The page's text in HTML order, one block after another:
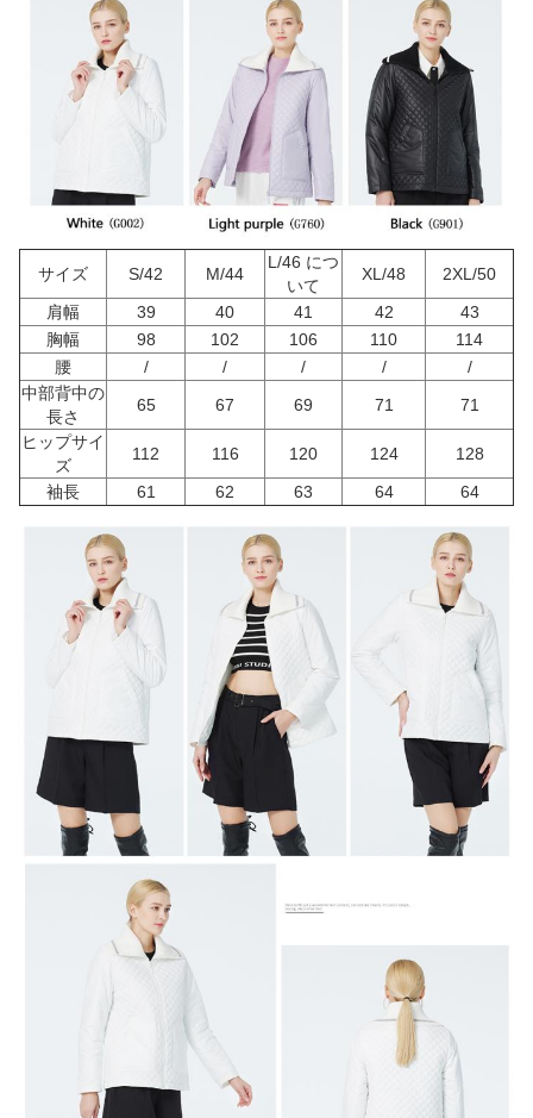
サイズ S/42 M/44
L/46 につ
いて
XL/48
2XL/50
肩幅
39 40 41 42
43
胸幅
98 102 106 110
114
腰
/ / / /
/
中部背中の
長さ
65 67 69 71
71
ヒップサイ
ズ
112 116 120 124
128
袖長
61 62 63 64 64